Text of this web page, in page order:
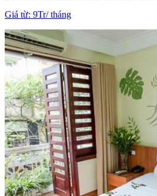
Giá từ: 9Tr/tháng